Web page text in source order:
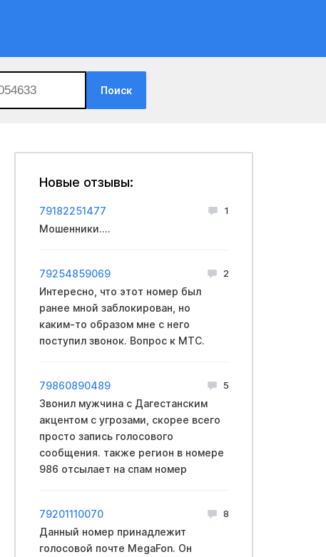
Поиск
Новые отзывы:
79182251477 1
Мошенники....
79254859069 2
Интересно, что этот номер был
ранее мной заблокирован, но
каким-то образом мне с него
поступил звонок. Вопрос к МТС.
79860890489 5
Звонил мужчина с Дагестанским
акцентом с угрозами, скорее всего
просто запись голосового
сообщения. также регион в номере
986 отсылает на спам номер
79201110070 8
Данный номер принадлежит
голосовой почте MegaFon. Он